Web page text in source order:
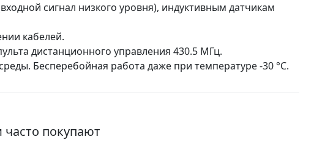
сигнал низкого уровня), индуктивным датчикам
кабелей.
дистанционного управления 430.5 МГц.
Бесперебойная работа даже при температуре -30 °C.
покупают